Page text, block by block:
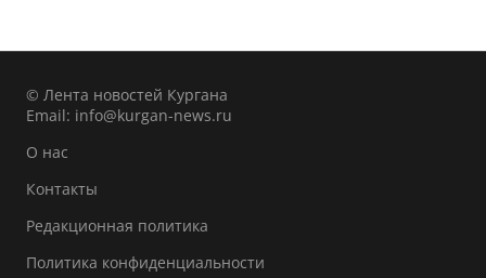
© Лента новостей Кургана
Email: info@kurgan-news.ru
О нас
Контакты
Редакционная политика
Политика конфиденциальности